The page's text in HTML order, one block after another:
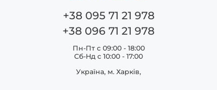
+38 095 71 21 978
+38 096 71 21 978
Пн-Пт с 09:00 - 18:00
Сб-Нд c 10:00 - 17:00
Україна, м. Харків,